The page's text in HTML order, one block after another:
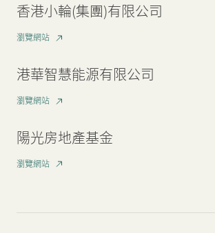
香港小輪(集團)有限公司
瀏覽網站
港華智慧能源有限公司
瀏覽網站
陽光房地產基金
瀏覽網站